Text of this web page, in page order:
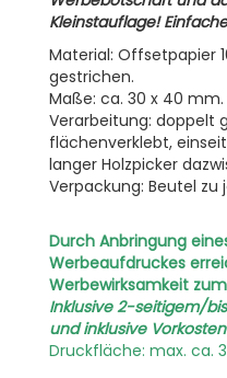
Kleinstauflage!
Material: Offsetpapier
gestrichen.
Maße: ca. 30 x 40 mm.
Verarbeitung: doppelt
flächenverklebt,
langer Holzpicker
Verpackung: Beutel zu
Durch Anbringung
Werbeaufdruckes
Werbewirksamkeit
Inklusive 2-seitigem/
und inklusive
Druckfläche: max. ca.